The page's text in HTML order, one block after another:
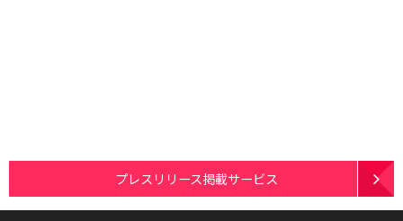
プレスリリース掲載サービス